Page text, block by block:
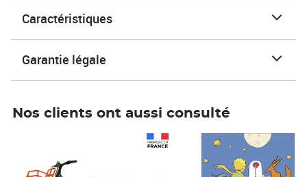
Caractéristiques
Garantie légale
Nos clients ont aussi consulté
Prix 6,25€ HT